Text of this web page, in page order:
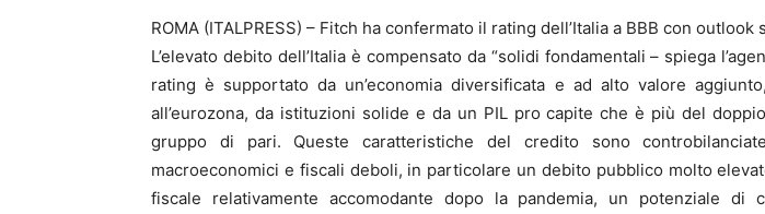
ROMA (ITALPRESS) – Fitch ha confermato il rating dell’Italia a BBB con outlook
L’elevato debito dell’Italia è compensato da “solidi fondamentali – spiega
rating è supportato da un’economia diversificata e ad alto valore aggiunto,
all’eurozona, da istituzioni solide e da un PIL pro capite che è più del
gruppo di pari. Queste caratteristiche del credito sono
macroeconomici e fiscali deboli, in particolare un debito pubblico molto
fiscale relativamente accomodante dopo la pandemia, un potenziale di